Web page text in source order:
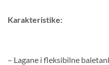
Karakteristike:
– Lagane i fleksibilne